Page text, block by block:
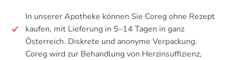
In unserer Apotheke können Sie Coreg ohne Rezept
kaufen, mit Lieferung in 5–14 Tagen in ganz
Österreich. Diskrete und anonyme Verpackung.
Coreg wird zur Behandlung von Herzinsuffizienz,